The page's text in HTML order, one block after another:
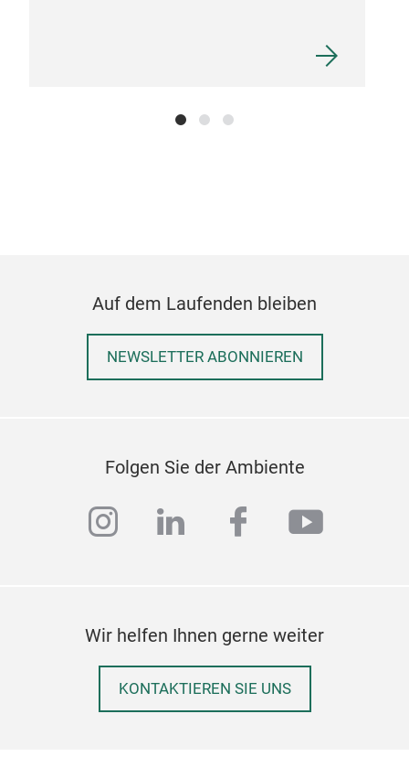
Auf dem Laufenden bleiben
NEWSLETTER ABONNIEREN
Folgen Sie der Ambiente
instagram
linkedinfacebook
Wir helfen Ihnen gerne weiter
KONTAKTIEREN SIE UNS